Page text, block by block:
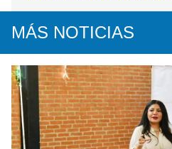
MÁS NOTICIAS